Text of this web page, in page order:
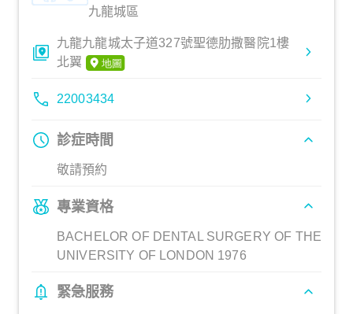
九龍城區
九龍九龍城太子道327號聖德肋撒醫院1樓
北翼
22003434
診症時間
敬請預約
專業資格
BACHELOR OF DENTAL SURGERY OF THE
UNIVERSITY OF LONDON 1976
緊急服務